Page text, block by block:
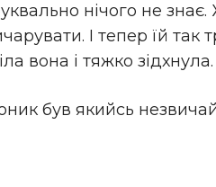
нічого не знає.
І тепер їй так
вона і тяжко зідхнула.
був якийсь